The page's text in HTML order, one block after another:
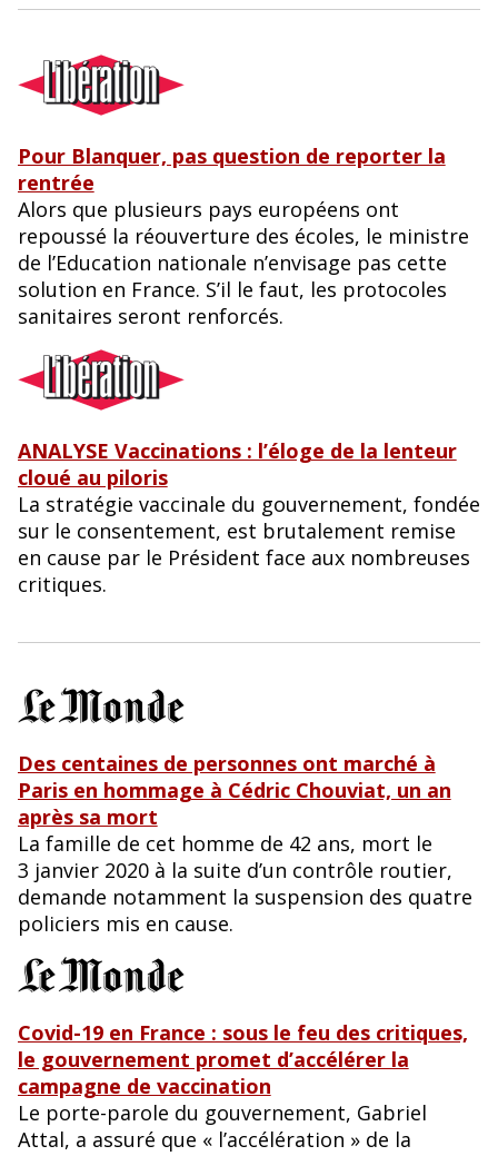
Pour Blanquer, pas question de reporter la
rentrée
Alors que plusieurs pays européens ont
repoussé la réouverture des écoles, le ministre
de l’Education nationale n’envisage pas cette
solution en France. S’il le faut, les protocoles
sanitaires seront renforcés.
ANALYSE Vaccinations : l’éloge de la lenteur
cloué au piloris
La stratégie vaccinale du gouvernement, fondée
sur le consentement, est brutalement remise
en cause par le Président face aux nombreuses
critiques.
Des centaines de personnes ont marché à
Paris en hommage à Cédric Chouviat, un an
après sa mort
La famille de cet homme de 42 ans, mort le
3 janvier 2020 à la suite d’un contrôle routier,
demande notamment la suspension des quatre
policiers mis en cause.
Covid-19 en France : sous le feu des critiques,
le gouvernement promet d’accélérer la
campagne de vaccination
Le porte-parole du gouvernement, Gabriel
Attal, a assuré que « l’accélération » de la